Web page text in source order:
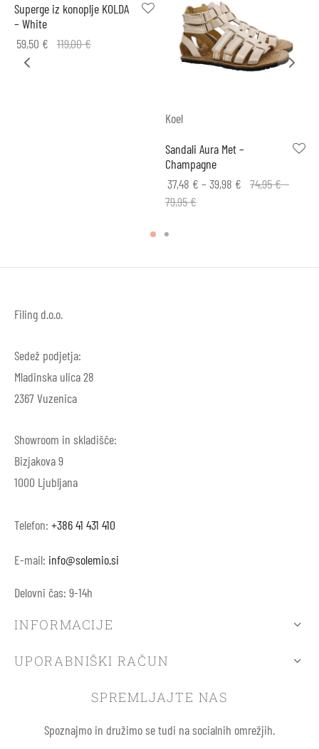
Superge iz konoplje KOLDA
– White
59,50 € 119,00€
Koel
Sandali Aura Met –
Champagne
37,48 € – 39,98 € Price
74,95€–
79,95€Price
79,95 €
Filing d.o.o.
Sedež podjetja:
Mladinska ulica 28
2367 Vuzenica
Showroom in skladišče:
Bizjakova 9
1000 Ljubljana
Telefon: +386 41 431 410
E-mail: info@solemio.si
Delovni čas: 9-14h
INFORMACIJE
UPORABNIŠKI RAČUN
SPREMLJAJTE NAS
Spoznajmo in družimo se tudi na socialnih omrežjih.